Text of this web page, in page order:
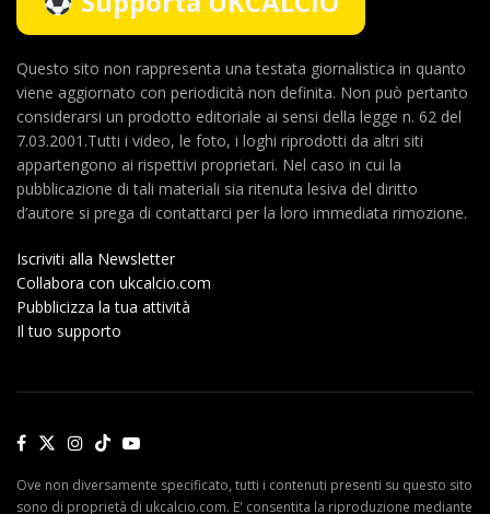
Questo sito non rappresenta una testata giornalistica in quanto
viene aggiornato con periodicità non definita. Non può pertanto
considerarsi un prodotto editoriale ai sensi della legge n. 62 del
7.03.2001.Tutti i video, le foto, i loghi riprodotti da altri siti
appartengono ai rispettivi proprietari. Nel caso in cui la
pubblicazione di tali materiali sia ritenuta lesiva del diritto
d’autore si prega di contattarci per la loro immediata rimozione.
Iscriviti alla Newsletter
Collabora con ukcalcio.com
Pubblicizza la tua attività
Il tuo supporto
Ove non diversamente specificato, tutti i contenuti presenti su questo sito
sono di proprietà di ukcalcio.com. E' consentita la riproduzione mediante